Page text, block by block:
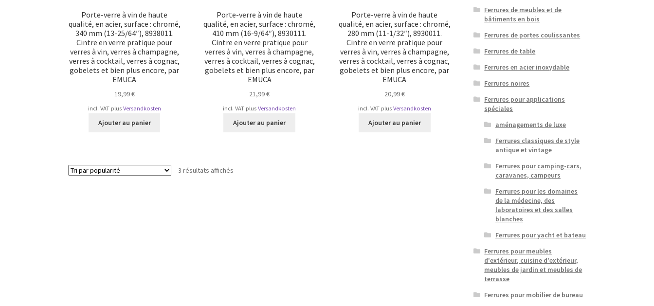
Porte-verre à vin de haute
qualité, en acier, surface : chromé,
340 mm (13-25/64″), 8938011.
Cintre en verre pratique pour
verres à vin, verres à champagne,
verres à cocktail, verres à cognac,
gobelets et bien plus encore, par
EMUCA
19,99€
incl. VAT plus Versandkosten
Ajouter au panier
Porte-verre à vin de haute
qualité, en acier, surface : chromé,
410 mm (16-9/64″), 8930111.
Cintre en verre pratique pour
verres à vin, verres à champagne,
verres à cocktail, verres à cognac,
gobelets et bien plus encore, par
EMUCA
21,99€
incl. VAT plusVersandkosten
Ajouter au panier
Porte-verre à vin de haute
qualité, en acier, surface : chromé,
280 mm (11-1/32″), 8930011.
Cintre en verre pratique pour
verres à vin, verres à champagne,
verres à cocktail, verres à cognac,
gobelets et bien plus encore, par
EMUCA
20,99€
incl. VAT plus Versandkosten
Ajouter au panier
3 résultats affichés
Ferrures de meubles et de
bâtiments en bois
Ferrures de portes coulissantes
Ferrures de table
Ferrures en acier inoxydable
Ferrures noires
Ferrures pour applications
spéciales
aménagements de luxe
Ferrures classiques de style
antique et vintage
Ferrures pour camping-cars,
caravanes, campeurs
Ferrures pour les domaines
de la médecine, des
laboratoires et des salles
blanches
Ferrures pour yacht et bateau
Ferrures pour meubles
d'extérieur, cuisine d'extérieur,
meubles de jardin et meubles de
terrasse
Ferrures pour mobilier de bureau